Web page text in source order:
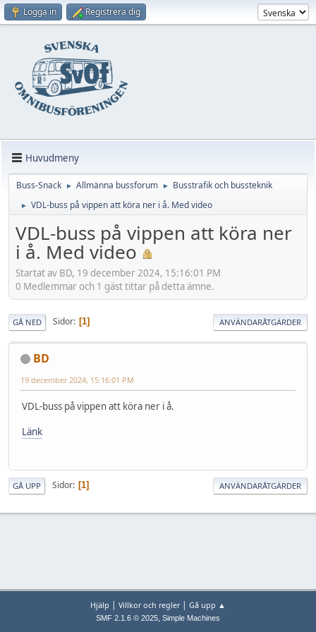
Logga in Registrera dig
Huvudmeny
Buss-Snack ► Allmänna bussforum ► Busstrafik och bussteknik
► VDL-buss på vippen att köra ner i å. Med video
VDL-buss på vippen att köra ner
i å. Med video
Startat av BD, 19 december 2024, 15:16:01 PM
0 Medlemmar och 1 gäst tittar på detta ämne.
GÅ NED Sidor 1 ANVÄNDARÅTGÄRDER
BD
19 december 2024, 15:16:01 PM
VDL-buss på vippen att köra ner i å.
Länk
GÅ UPP Sidor 1 ANVÄNDARÅTGÄRDER
Hjälp | Villkor och regler| Gå upp ▲
SMF 2.1.6 © 2025, Simple Machines